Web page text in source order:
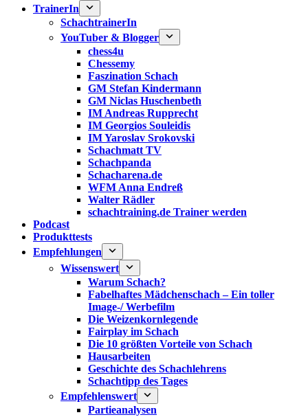
TrainerIn
SchachtrainerIn
YouTuber & Blogger
chess4u
Chessemy
Faszination Schach
GM Stefan Kindermann
GM Niclas Huschenbeth
IM Andreas Rupprecht
IM Georgios Souleidis
IM Yaroslav Srokovski
Schachmatt TV
Schachpanda
Schacharena.de
WFM Anna Endreß
Walter Rädler
schachtraining.de Trainer werden
Podcast
Produkttests
Empfehlungen
Wissenswert
Warum Schach?
Fabelhaftes Mädchenschach – Ein toller
Image-/ Werbefilm
Die Weizenkornlegende
Fairplay im Schach
Die 10 größten Vorteile von Schach‎
Hausarbeiten
Geschichte des Schachlehrens
Schachtipp des Tages
Empfehlenswert
Partieanalysen